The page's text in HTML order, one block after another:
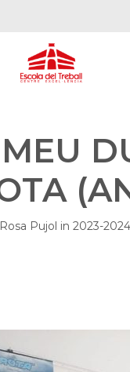
Rosa Pujol in 2023-2024